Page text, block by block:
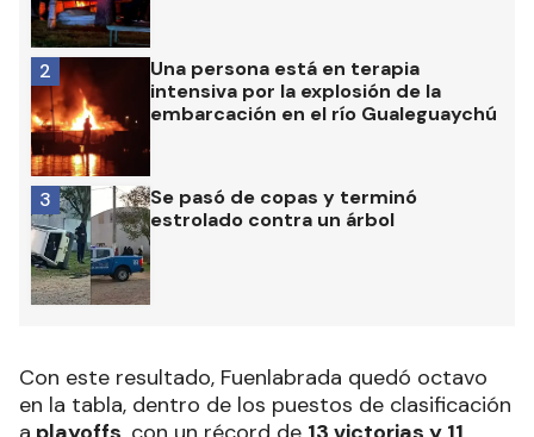
Una persona está en terapia
intensiva por la explosión de la
embarcación en el río Gualeguaychú
2
Se pasó de copas y terminó
estrolado contra un árbol
3
Con este resultado, Fuenlabrada quedó octavo
en la tabla, dentro de los puestos de clasificación